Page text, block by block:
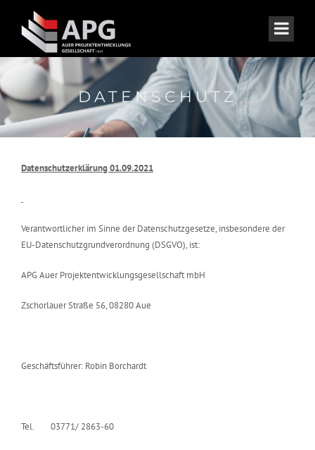
DATENSCHUTZ
Datenschutzerklärung 01.09.2021
Verantwortlicher im Sinne der Datenschutzgesetze, insbesondere der
EU-Datenschutzgrundverordnung (DSGVO), ist:
APG Auer Projektentwicklungsgesellschaft mbH
Zschorlauer Straße 56, 08280 Aue
Geschäftsführer: Robin Borchardt
Tel. 03771/ 2863-60